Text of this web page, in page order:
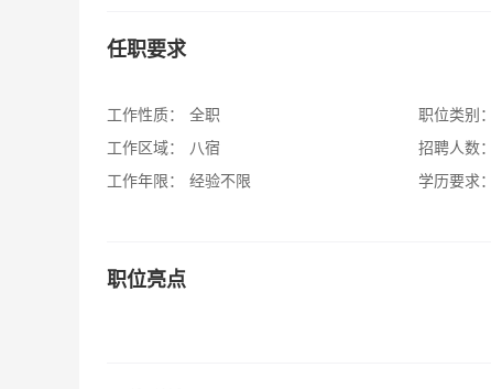
任职要求
工作性质：
全职
工作区域：
八宿
工作年限：
经验不限
职位类别：
招聘人数：
学历要求：
职位亮点